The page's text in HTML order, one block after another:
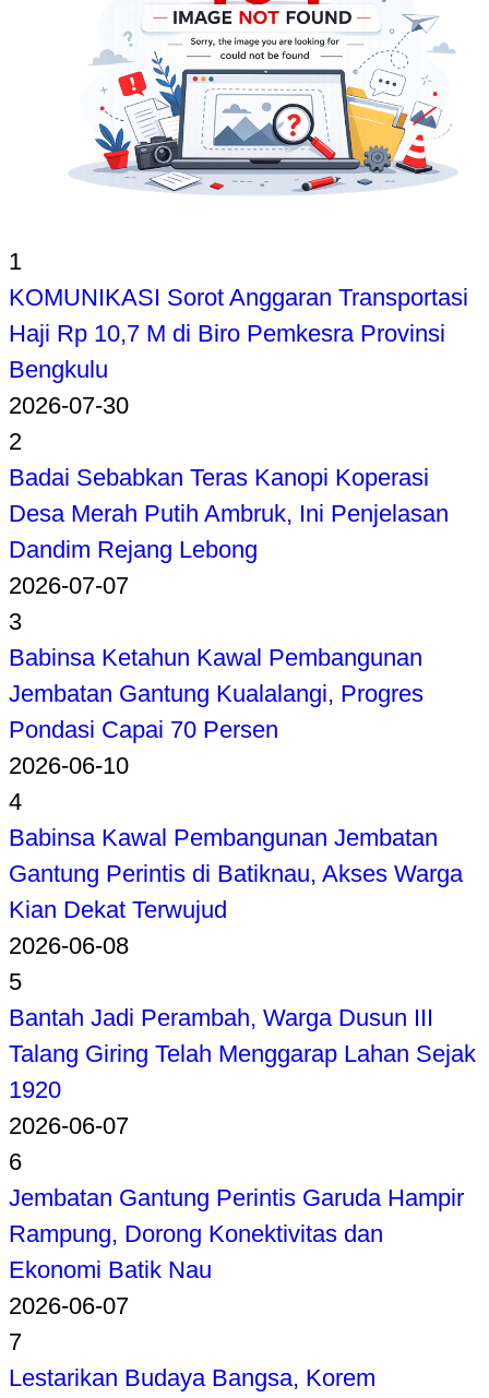
1
KOMUNIKASI Sorot Anggaran Transportasi
Haji Rp 10,7 M di Biro Pemkesra Provinsi
Bengkulu
2026-07-30
2
Badai Sebabkan Teras Kanopi Koperasi
Desa Merah Putih Ambruk, Ini Penjelasan
Dandim Rejang Lebong
2026-07-07
3
Babinsa Ketahun Kawal Pembangunan
Jembatan Gantung Kualalangi, Progres
Pondasi Capai 70 Persen
2026-06-10
4
Babinsa Kawal Pembangunan Jembatan
Gantung Perintis di Batiknau, Akses Warga
Kian Dekat Terwujud
2026-06-08
5
Bantah Jadi Perambah, Warga Dusun III
Talang Giring Telah Menggarap Lahan Sejak
1920
2026-06-07
6
Jembatan Gantung Perintis Garuda Hampir
Rampung, Dorong Konektivitas dan
Ekonomi Batik Nau
2026-06-07
7
Lestarikan Budaya Bangsa, Korem